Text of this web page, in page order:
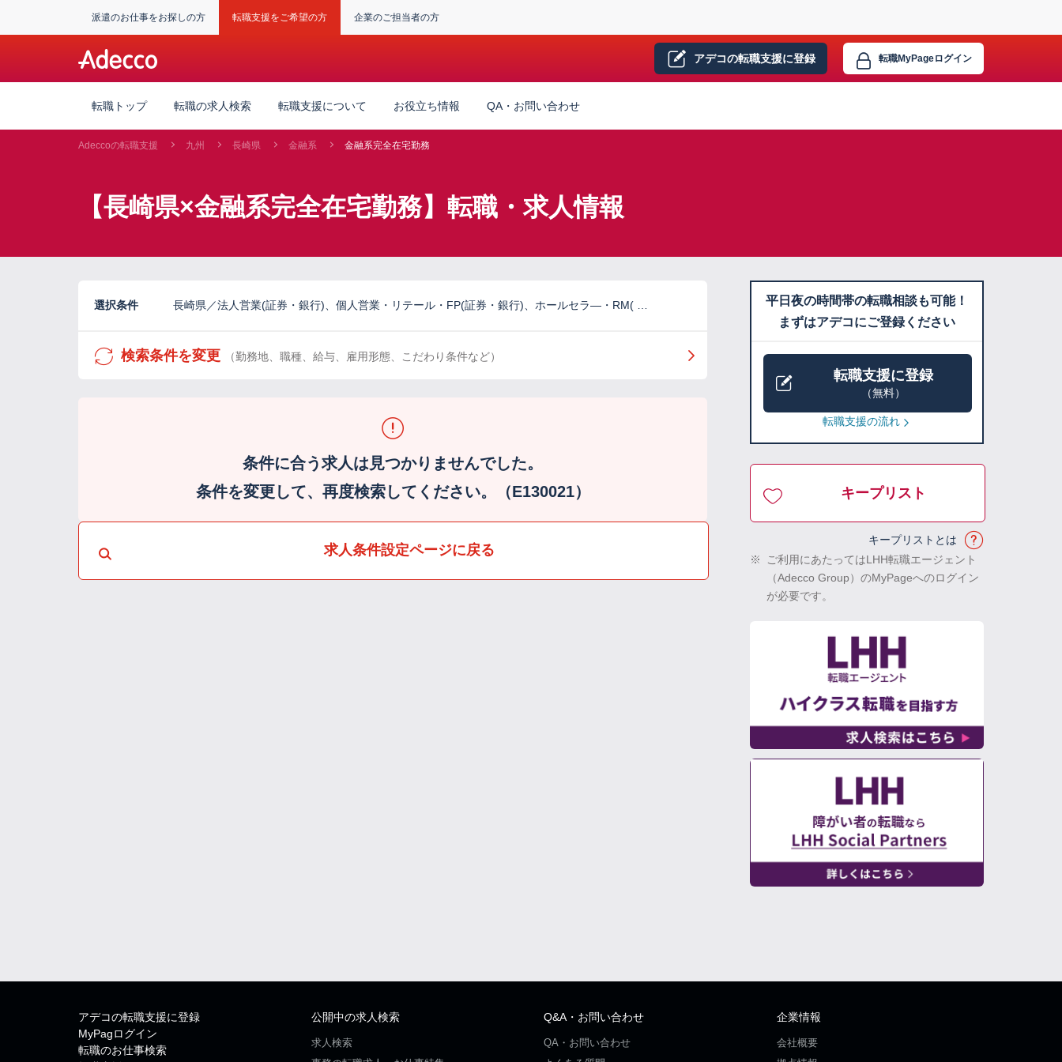
派遣のお仕事をお探しの方 転職支援をご希望の方 企業のご担当者の方
アデコの転職支援に登録 転職MyPageログイン
転職トップ 転職の求人検索 転職支援について お役立ち情報 QA・お問い合わせ
Adeccoの転職支援 九州 長崎県 金融系 金融系完全在宅勤務
【長崎県×金融系完全在宅勤務】転職・求人情報
選択条件 長崎県／法人営業(証券・銀行)、個人営業・リテール・FP(証券・銀行)、ホールセラ―・RM( …
検索条件を変更 （勤務地、職種、給与、雇用形態、こだわり条件など）
条件に合う求人は見つかりませんでした。
条件を変更して、再度検索してください。（E130021）
求人条件設定ページに戻る
平日夜の時間帯の転職相談も可能！
まずはアデコにご登録ください
転職支援に登録
（無料）
転職支援の流れ
キープリスト
キープリストとは
※
ご利用にあたってはLHH転職エージェント
（Adecco Group）のMyPageへのログイン
が必要です。
アデコの転職支援に登録
MyPagログイン
転職のお仕事検索
公開中の求人検索
求人検索
Q&A・お問い合わせ
QA・お問い合わせ
企業情報
会社概要